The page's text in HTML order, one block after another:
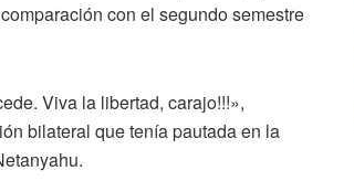
con el segundo semestre
Viva la libertad, carajo!!!»,
bilateral que tenía pautada en la